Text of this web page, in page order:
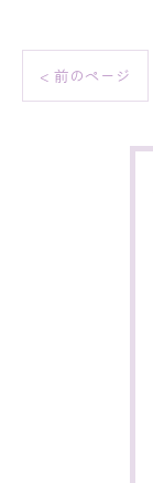
< 前のページ